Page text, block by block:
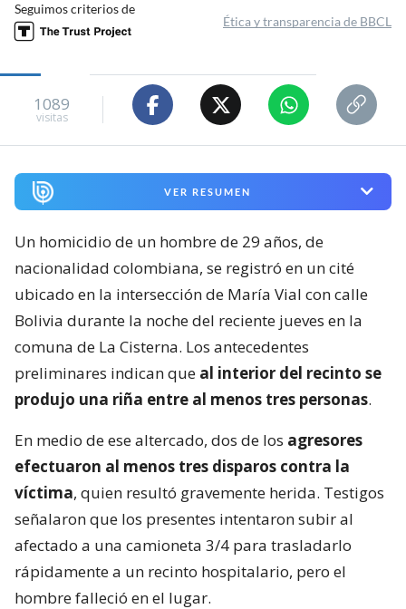
Seguimos criterios de
Ética y transparencia de BBCL
1089
visitas
VER RESUMEN
Un homicidio de un hombre de 29 años, de
nacionalidad colombiana, se registró en un cité
ubicado en la intersección de María Vial con calle
Bolivia durante la noche del reciente jueves en la
comuna de La Cisterna. Los antecedentes
preliminares indican que al interior del recinto se
produjo una riña entre al menos tres personas.
En medio de ese altercado, dos de los agresores
efectuaron al menos tres disparos contra la
víctima, quien resultó gravemente herida. Testigos
señalaron que los presentes intentaron subir al
afectado a una camioneta 3/4 para trasladarlo
rápidamente a un recinto hospitalario, pero el
hombre falleció en el lugar.